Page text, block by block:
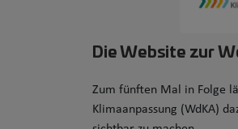
Die Website zur
Zum fünften Mal in Folge
Klimaanpassung (WdKA)